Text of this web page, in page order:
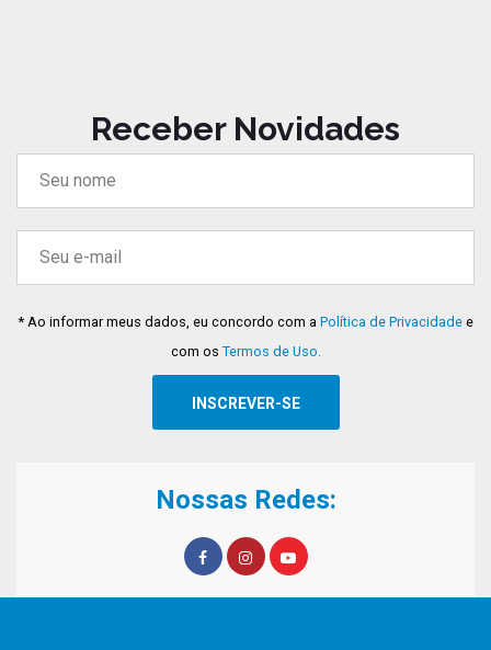
Receber Novidades
* Ao informar meus dados, eu concordo com a Política de Privacidadee
com os Termos de Uso.
Nossas Redes: